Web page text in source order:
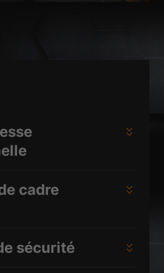
cadre
sécurité